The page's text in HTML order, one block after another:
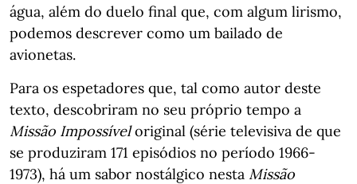
água, além do duelo final que, com algum lirismo,
podemos descrever como um bailado de
avionetas.
Para os espetadores que, tal como autor deste
texto, descobriram no seu próprio tempo a
Missão Impossíveloriginal (série televisiva de que
se produziram 171 episódios no período 1966-
1973), há um sabor nostálgico nesta Missão